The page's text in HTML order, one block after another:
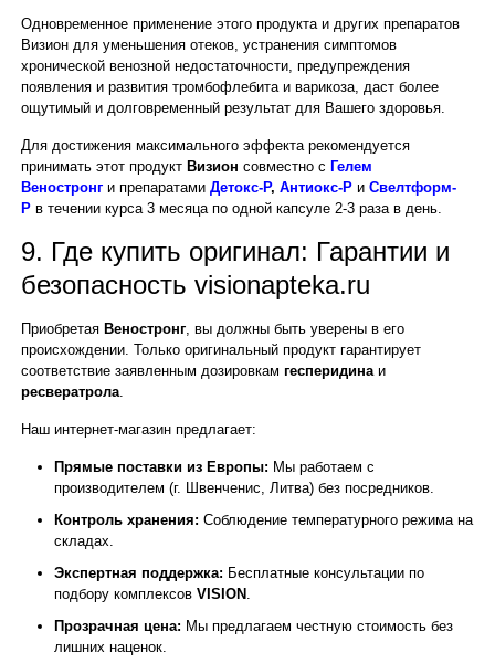
Одновременное применение этого продукта и других препаратов
Визион для уменьшения отеков, устранения симптомов
хронической венозной недостаточности, предупреждения
появления и развития тромбофлебита и варикоза, даст более
ощутимый и долговременный результат для Вашего здоровья.
Для достижения максимального эффекта рекомендуется
принимать этот продукт Визион совместно с Гелем
Веностронг и препаратамиДетокс-Р,Антиокс-Р иСвелтформ-
Р в течении курса 3 месяца по одной капсуле 2-3 раза в день.
9. Где купить оригинал: Гарантии и
безопасность visionapteka.ru
Приобретая Веностронг, вы должны быть уверены в его
происхождении. Только оригинальный продукт гарантирует
соответствие заявленным дозировкамгесперидинаи
ресвератрола.
Наш интернет-магазин предлагает:
Прямые поставки из Европы: Мы работаем с
производителем (г. Швенченис, Литва) без посредников.
Контроль хранения: Соблюдение температурного режима на
складах.
Экспертная поддержка: Бесплатные консультации по
подбору комплексовVISION .
Прозрачная цена: Мы предлагаем честную стоимость без
лишних наценок.